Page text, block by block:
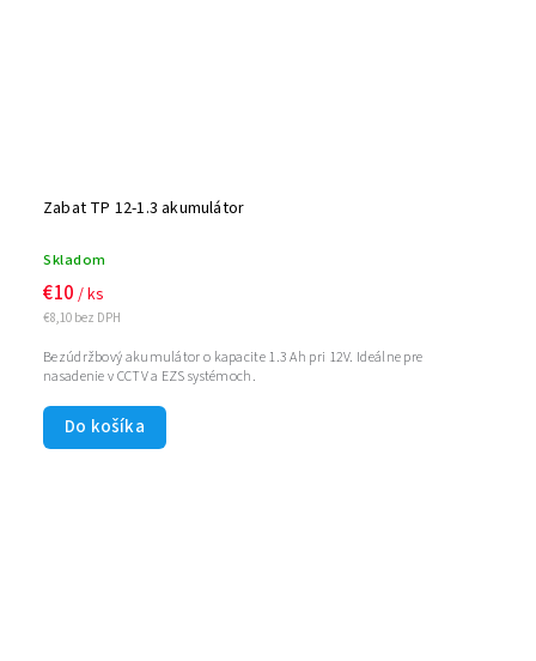
Zabat TP 12-1.3 akumulátor
Skladom
€8,10 bez DPH
€10 / ks
Do košíka
Bezúdržbový akumulátor o kapacite 1.3 Ah pri 12V. Ideálne pre
nasadenie v CCTV a EZS systémoch.